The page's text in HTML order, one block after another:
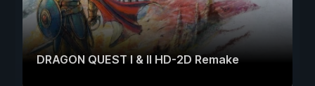
DRAGON QUEST I & II HD-2D Remake